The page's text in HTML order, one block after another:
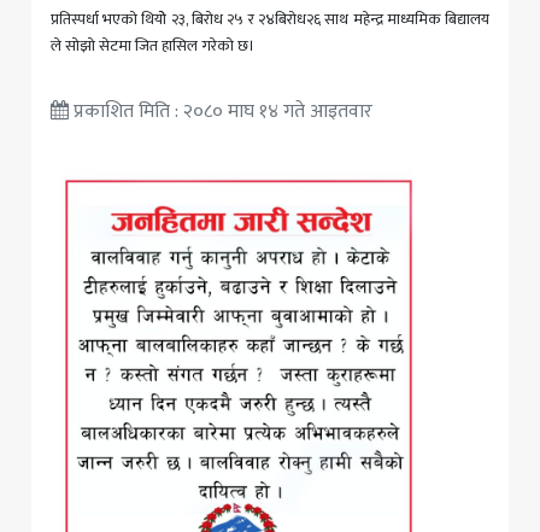
प्रतिस्पर्धा भएको थियोे २३, बिरोध २५ र २४बिरोध२६ साथ महेन्द्र माध्यमिक बिद्यालय
ले सोझो सेटमा जित हासिल गरेको छ।
प्रकाशित मिति : २०८० माघ १४ गते आइतवार